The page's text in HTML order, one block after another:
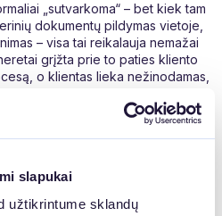
slapukai
užtikrintume sklandų
„sutvarkoma“ – bet kiek tam
dokumentų pildymas vietoje,
– visa tai reikalauja nemažai
grįžta prie to paties kliento
o klientas lieka nežinodamas,
tik apie taupymą. Tai apie
laikui.